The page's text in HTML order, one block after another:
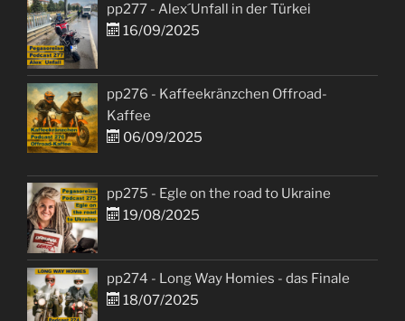
pp277 - Alex´Unfall in der Türkei
16/09/2025
pp276 - Kaffeekränzchen Offroad-
Kaffee
06/09/2025
pp275 - Egle on the road to Ukraine
19/08/2025
pp274 - Long Way Homies - das Finale
18/07/2025